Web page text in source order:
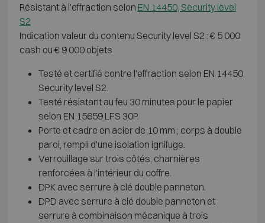
Résistant à l'effraction selon EN 14450, Security level
S2
Indication valeur du contenu Security level S2 : € 5 000
cash ou € 9 000 objets
Testé et certifié contre l'effraction selon EN 14450,
Security level S2.
Testé résistant au feu 30 minutes pour le papier
selon EN 15659 LFS 30P.
Porte et cadre en acier de 10 mm ; corps à double
paroi, rempli d'une isolation ignifuge.
Verrouillage sur trois côtés, charnières
renforcées à l'intérieur du coffre.
DPK avec serrure à clé double panneton.
DPD avec serrure à clé double panneton et
serrure à combinaison mécanique à trois